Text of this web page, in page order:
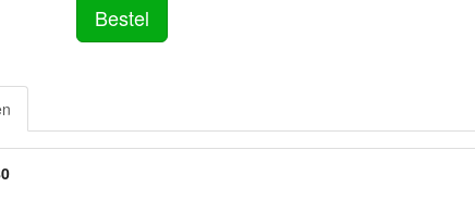
Bestel